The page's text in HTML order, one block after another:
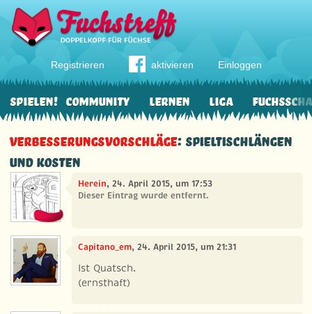
Registrieren aktivieren Einloggen
Community Lernen Liga
Spielen!
Verbesserungsvorschläge: Spieltischlängen
und kosten
Herein, 24. April 2015, um 17:53
Dieser Eintrag wurde entfernt.
Capitano_em, 24. April 2015, um 21:31
Ist Quatsch.
(ernsthaft)